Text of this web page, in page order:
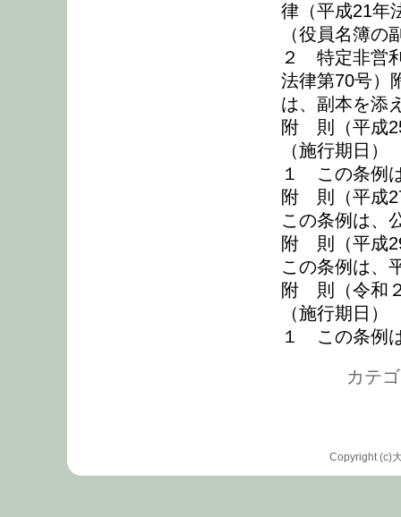
律（平成21年
（役員名簿の
２ 特定非営
法律第70号）
は、副本を添
附 則（平成
（施行期日）
１ この条例
附 則（平成
この条例は、
附 則（平成
この条例は、
附 則（令和
（施行期日）
１ この条例
カテ
Copyright (c)